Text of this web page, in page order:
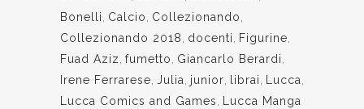
Bonelli
Calcio Collezionando
Collezionando 2018
docenti Figurine
Fuad Aziz fumetto Giancarlo Berardi
Irene Ferrarese Julia junior librai Lucca
Lucca Comics and Games
Lucca Manga